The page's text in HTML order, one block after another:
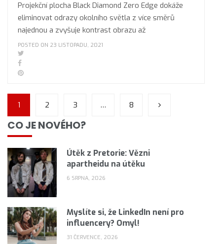
Projekční plocha Black Diamond Zero Edge dokáže
eliminovat odrazy okolního světla z více směrů
najednou a zvyšuje kontrast obrazu až
POSTED ON 23 LISTOPADU, 2021
1 2 3 … 8
CO JE NOVÉHO?
Útěk z Pretorie: Vězni
apartheidu na útěku
6 SRPNA, 2026
Myslíte si, že LinkedIn není pro
influencery? Omyl!
31 ČERVENCE, 2026